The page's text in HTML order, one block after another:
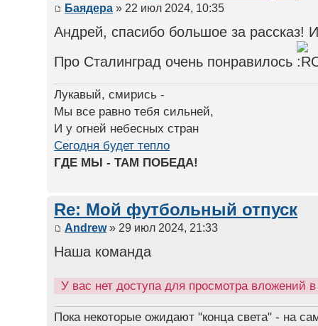
Баядера » 22 июл 2024, 10:35
Андрей, спасибо большое за рассказ!
Про Сталинград очень понравилось
Лукавый, смирись -
Мы все равно тебя сильней,
И у огней небесных стран
Сегодня будет тепло
ГДЕ МЫ - ТАМ ПОБЕДА!
Re: Мой футбольный отпуск
Andrew» 29 июл 2024, 21:33
Наша команда
У вас нет доступа для просмотра вложений
Пока некоторые ожидают "конца света" - на